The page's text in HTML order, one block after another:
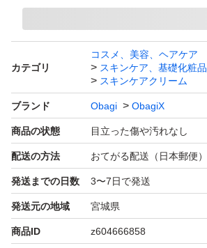
カテゴリ
コスメ、美容、ヘアケア
スキンケア、基礎化粧品
スキンケアクリーム
ブランド Obagi ObagiX
商品の状態 目立った傷や汚れなし
配送の方法 おてがる配送（日本郵便）
発送までの日数 3〜7日で発送
発送元の地域 宮城県
商品ID z604666858